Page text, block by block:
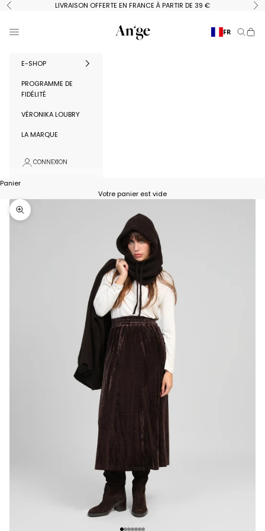
Passer au contenu
Précédent LIVRAISON OFFERTE EN FRANCE À PARTIR DE 39 €
Ange Paris
Menu FR
E-SHOP
PROGRAMME DE
FIDÉLITÉ
VÉRONIKA LOUBRY
LA MARQUE
CONNEXION
Panier
Votre panier est vide
Zoomer sur l'image